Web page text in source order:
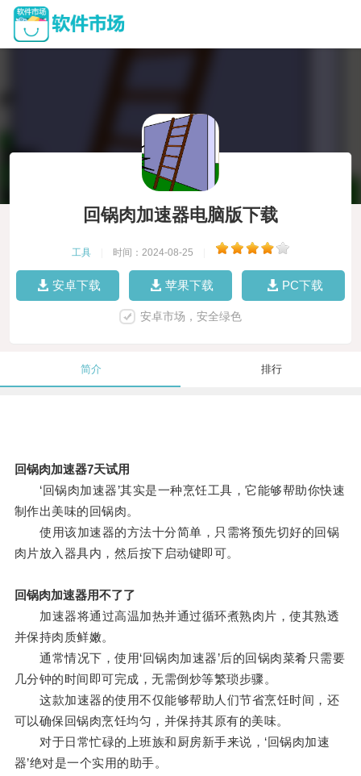
回锅肉加速器电脑版下载
工具 时间：2024-08-25
安卓下载 苹果下载 PC下载
安卓市场，安全绿色
简介 排行
回锅肉加速器7天试用
‘回锅肉加速器’其实是一种烹饪工具，它能够帮助你快速
制作出美味的回锅肉。
使用该加速器的方法十分简单，只需将预先切好的回锅
肉片放入器具内，然后按下启动键即可。
回锅肉加速器用不了了
加速器将通过高温加热并通过循环煮熟肉片，使其熟透
并保持肉质鲜嫩。
通常情况下，使用‘回锅肉加速器’后的回锅肉菜肴只需要
几分钟的时间即可完成，无需倒炒等繁琐步骤。
这款加速器的使用不仅能够帮助人们节省烹饪时间，还
可以确保回锅肉烹饪均匀，并保持其原有的美味。
对于日常忙碌的上班族和厨房新手来说，‘回锅肉加速
器’绝对是一个实用的助手。